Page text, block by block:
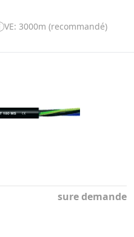
VE: 3000m (recommandé)
sure demande